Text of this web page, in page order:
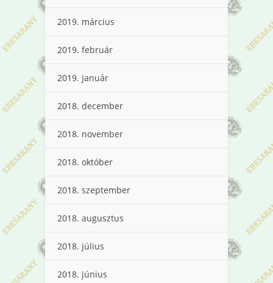
2019. március
2019. február
2019. január
2018. december
2018. november
2018. október
2018. szeptember
2018. augusztus
2018. július
2018. június